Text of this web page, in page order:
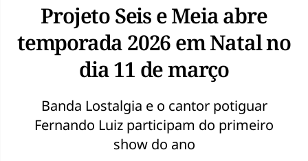
Projeto Seis e Meia abre
temporada 2026 em Natal no
dia 11 de março
Banda Lostalgia e o cantor potiguar
Fernando Luiz participam do primeiro
show do ano